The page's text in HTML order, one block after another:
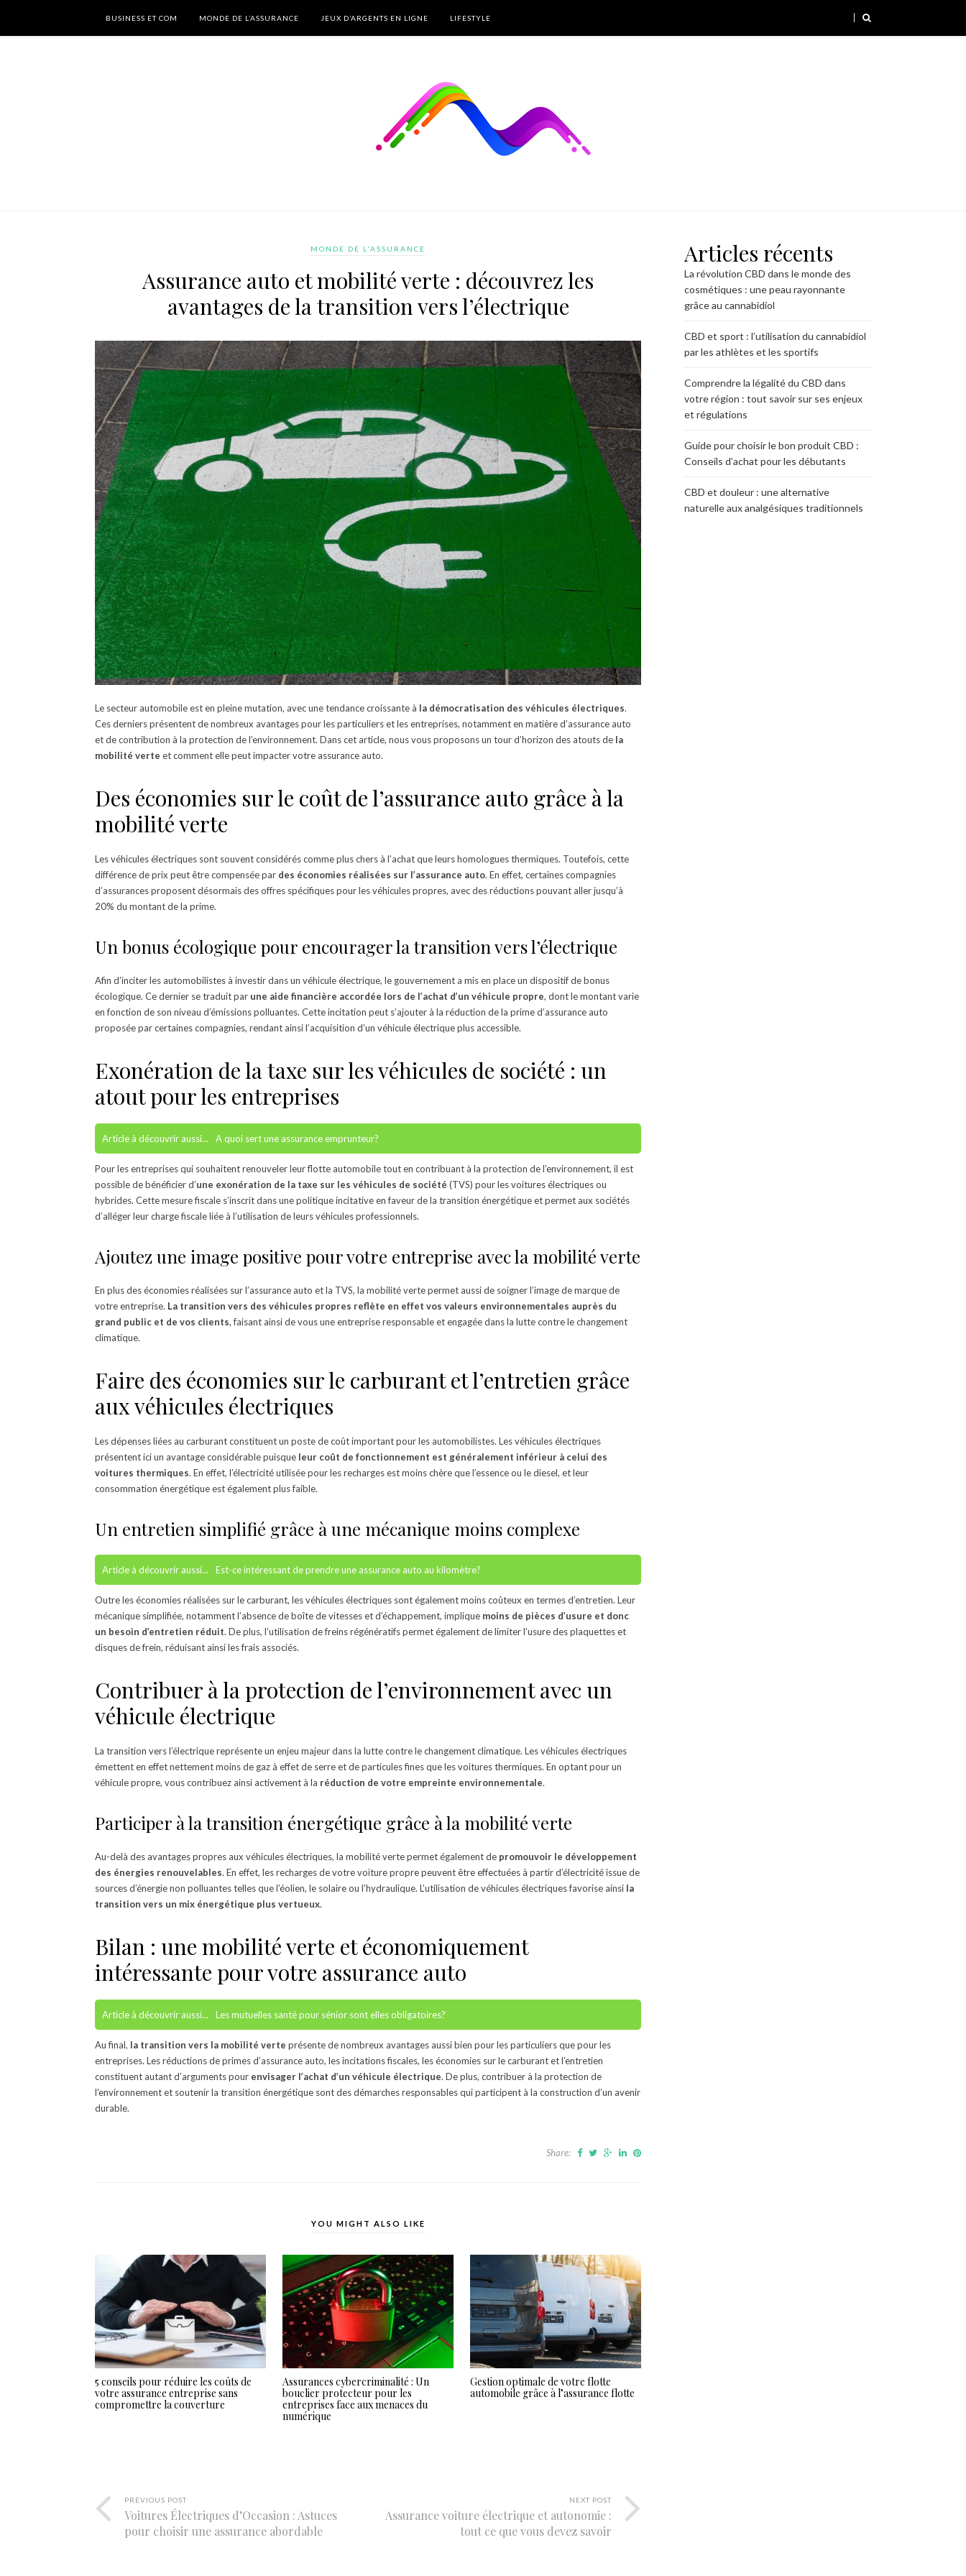
BUSINESS ET COM MONDE DE L’ASSURANCE JEUX D’ARGENTS EN LIGNE LIFESTYLE
MONDE DE L'ASSURANCE
Assurance auto et mobilité verte : découvrez les
avantages de la transition vers l’électrique
Le secteur automobile est en pleine mutation, avec une tendance croissante à la démocratisation des véhicules électriques.
Ces derniers présentent de nombreux avantages pour les particuliers et les entreprises, notamment en matière d’assurance auto
et de contribution à la protection de l’environnement. Dans cet article, nous vous proposons un tour d’horizon des atouts de la
mobilité verte et comment elle peut impacter votre assurance auto.
Des économies sur le coût de l’assurance auto grâce à la
mobilité verte
Les véhicules électriques sont souvent considérés comme plus chers à l’achat que leurs homologues thermiques. Toutefois, cette
différence de prix peut être compensée par des économies réalisées sur l’assurance auto. En effet, certaines compagnies
d’assurances proposent désormais des offres spécifiques pour les véhicules propres, avec des réductions pouvant aller jusqu’à
20% du montant de la prime.
Un bonus écologique pour encourager la transition vers l’électrique
Afin d’inciter les automobilistes à investir dans un véhicule électrique, le gouvernement a mis en place un dispositif de bonus
écologique. Ce dernier se traduit par une aide financière accordée lors de l’achat d’un véhicule propre, dont le montant varie
en fonction de son niveau d’émissions polluantes. Cette incitation peut s’ajouter à la réduction de la prime d’assurance auto
proposée par certaines compagnies, rendant ainsi l’acquisition d’un véhicule électrique plus accessible.
Exonération de la taxe sur les véhicules de société : un
atout pour les entreprises
Article à découvrir aussi... A quoi sert une assurance emprunteur?
Pour les entreprises qui souhaitent renouveler leur flotte automobile tout en contribuant à la protection de l’environnement, il est
possible de bénéficier d’une exonération de la taxe sur les véhicules de société (TVS) pour les voitures électriques ou
hybrides. Cette mesure fiscale s’inscrit dans une politique incitative en faveur de la transition énergétique et permet aux sociétés
d’alléger leur charge fiscale liée à l’utilisation de leurs véhicules professionnels.
Ajoutez une image positive pour votre entreprise avec la mobilité verte
En plus des économies réalisées sur l’assurance auto et la TVS, la mobilité verte permet aussi de soigner l’image de marque de
votre entreprise. La transition vers des véhicules propres reflète en effet vos valeurs environnementales auprès du
grand public et de vos clients, faisant ainsi de vous une entreprise responsable et engagée dans la lutte contre le changement
climatique.
Faire des économies sur le carburant et l’entretien grâce
aux véhicules électriques
Les dépenses liées au carburant constituent un poste de coût important pour les automobilistes. Les véhicules électriques
présentent ici un avantage considérable puisque leur coût de fonctionnement est généralement inférieur à celui des
voitures thermiques. En effet, l’électricité utilisée pour les recharges est moins chère que l’essence ou le diesel, et leur
consommation énergétique est également plus faible.
Un entretien simplifié grâce à une mécanique moins complexe
Article à découvrir aussi... Est-ce intéressant de prendre une assurance auto au kilomètre?
Outre les économies réalisées sur le carburant, les véhicules électriques sont également moins coûteux en termes d’entretien. Leur
mécanique simplifiée, notamment l’absence de boîte de vitesses et d’échappement, implique moins de pièces d’usure et donc
un besoin d’entretien réduit. De plus, l’utilisation de freins régénératifs permet également de limiter l’usure des plaquettes et
disques de frein, réduisant ainsi les frais associés.
Contribuer à la protection de l’environnement avec un
véhicule électrique
La transition vers l’électrique représente un enjeu majeur dans la lutte contre le changement climatique. Les véhicules électriques
émettent en effet nettement moins de gaz à effet de serre et de particules fines que les voitures thermiques. En optant pour un
véhicule propre, vous contribuez ainsi activement à la réduction de votre empreinte environnementale.
Participer à la transition énergétique grâce à la mobilité verte
Au-delà des avantages propres aux véhicules électriques, la mobilité verte permet également de promouvoir le développement
des énergies renouvelables. En effet, les recharges de votre voiture propre peuvent être effectuées à partir d’électricité issue de
sources d’énergie non polluantes telles que l’éolien, le solaire ou l’hydraulique. L’utilisation de véhicules électriques favorise ainsi la
transition vers un mix énergétique plus vertueux.
Bilan : une mobilité verte et économiquement
intéressante pour votre assurance auto
Article à découvrir aussi... Les mutuelles santé pour sénior sont elles obligatoires?
Au final, la transition vers la mobilité verte présente de nombreux avantages aussi bien pour les particuliers que pour les
entreprises. Les réductions de primes d’assurance auto, les incitations fiscales, les économies sur le carburant et l’entretien
constituent autant d’arguments pour envisager l’achat d’un véhicule électrique. De plus, contribuer à la protection de
l’environnement et soutenir la transition énergétique sont des démarches responsables qui participent à la construction d’un avenir
durable.
Share:
YOU MIGHT ALSO LIKE
5 conseils pour réduire les coûts de
votre assurance entreprise sans
compromettre la couverture
Assurances cybercriminalité : Un
bouclier protecteur pour les
entreprises face aux menaces du
numérique
Gestion optimale de votre flotte
automobile grâce à l’assurance flotte
PREVIOUS POST
Voitures Électriques d’Occasion : Astuces
pour choisir une assurance abordable
NEXT POST
Assurance voiture électrique et autonomie :
tout ce que vous devez savoir
Articles récents
La révolution CBD dans le monde des
cosmétiques : une peau rayonnante
grâce au cannabidiol
CBD et sport : l’utilisation du cannabidiol
par les athlètes et les sportifs
Comprendre la légalité du CBD dans
votre région : tout savoir sur ses enjeux
et régulations
Guide pour choisir le bon produit CBD :
Conseils d’achat pour les débutants
CBD et douleur : une alternative
naturelle aux analgésiques traditionnels